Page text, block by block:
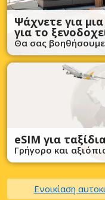
Ψάχνετε για
για το
Θα σας βοηθήσουμε
eSIM για
Γρήγορο και
Ενοικίαση